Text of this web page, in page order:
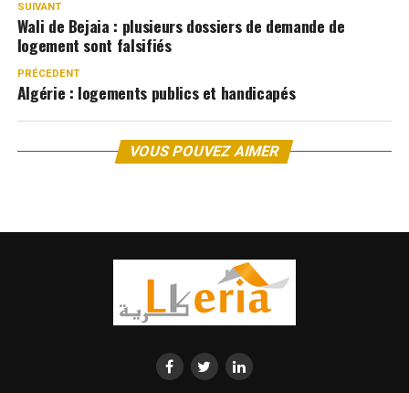
SUIVANT
Wali de Bejaia : plusieurs dossiers de demande de
logement sont falsifiés
PRÉCEDENT
Algérie : logements publics et handicapés
VOUS POUVEZ AIMER